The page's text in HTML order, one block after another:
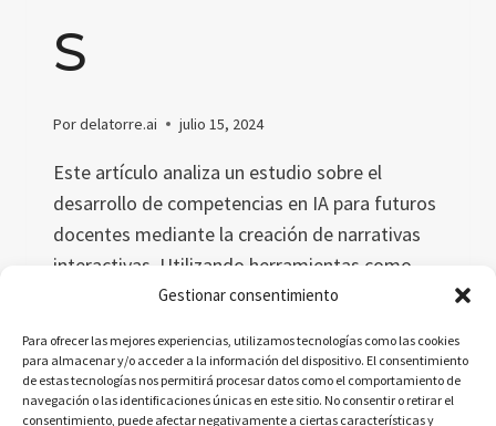
Gestionar consentimiento
Para ofrecer las mejores experiencias, utilizamos tecnologías como las cookies
para almacenar y/o acceder a la información del dispositivo. El consentimiento
de estas tecnologías nos permitirá procesar datos como el comportamiento de
navegación o las identificaciones únicas en este sitio. No consentir o retirar el
consentimiento, puede afectar negativamente a ciertas características y
S
Pordelatorre.ai julio 15, 2024
Este artículo analiza un estudio sobre el
desarrollo de competencias en IA para futuros
docentes mediante la creación de narrativas
interactivas. Utilizando herramientas como
Twine y generadores de IA, los estudiantes
creativas, comprendiendo las implicaciones
éticas y sociales de la IA.